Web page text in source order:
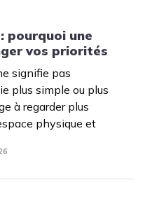
pourquoi une
vos priorités
signifie pas
plus simple ou plus
à regarder plus
physique et